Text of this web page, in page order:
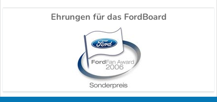
Ehrungen für das FordBoard